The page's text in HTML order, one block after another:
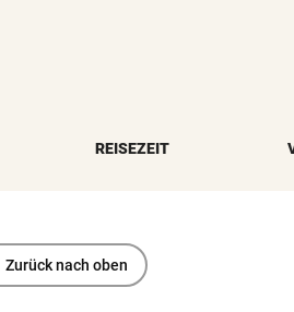
REISEZEIT
Zurück nach oben